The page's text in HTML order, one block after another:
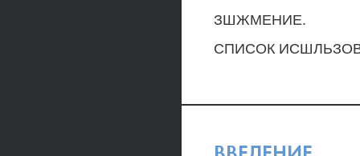
ЗШЖМЕНИЕ.
СПИСОК